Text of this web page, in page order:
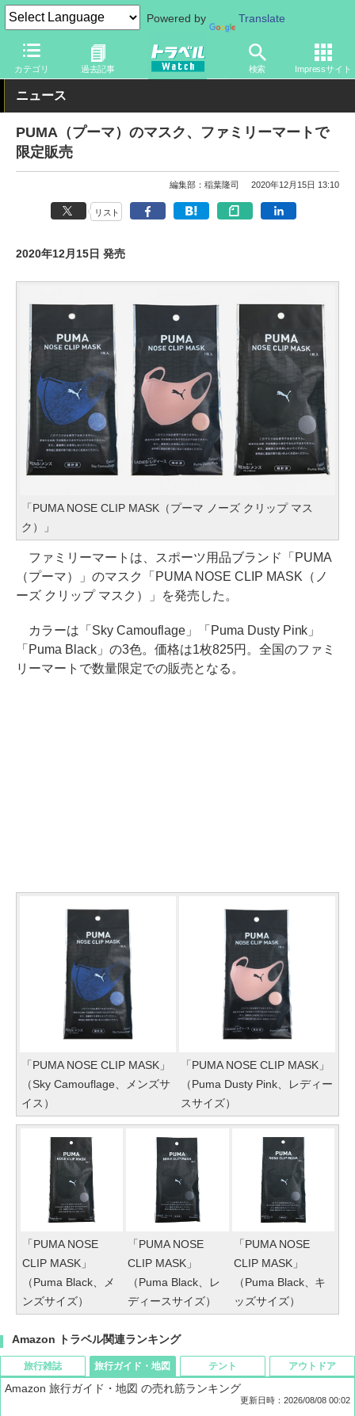
Powered by Translate
カテゴリ 過去記事 検索 Impressサイト
トラベル Watch 旅のアイテム その他
ニュース
PUMA（プーマ）のマスク、ファミリーマートで
限定販売
編集部：稲葉隆司 2020年12月15日 13:10
リスト
2020年12月15日 発売
「PUMA NOSE CLIP MASK（プーマ ノーズ クリップ マス
ク）」
ファミリーマートは、スポーツ用品ブランド「PUMA
（プーマ）」のマスク「PUMA NOSE CLIP MASK（ノ
ーズ クリップ マスク）」を発売した。
カラーは「Sky Camouflage」「Puma Dusty Pink」
「Puma Black」の3色。価格は1枚825円。全国のファミ
リーマートで数量限定での販売となる。
「PUMA NOSE CLIP MASK」
（Sky Camouflage、メンズサ
イス）
「PUMA NOSE CLIP MASK」
（Puma Dusty Pink、レディー
スサイズ）
「PUMA NOSE
CLIP MASK」
（Puma Black、メ
ンズサイズ）
「PUMA NOSE
CLIP MASK」
（Puma Black、レ
ディースサイズ）
「PUMA NOSE
CLIP MASK」
（Puma Black、キ
ッズサイズ）
Amazon トラベル関連ランキング
旅行雑誌 旅行ガイド・地図
Amazon 旅行ガイド・地図 の売れ筋ランキング
更新日時：2026/08/08 00:02
テント アウトドア